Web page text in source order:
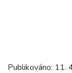
Publikováno: 11.